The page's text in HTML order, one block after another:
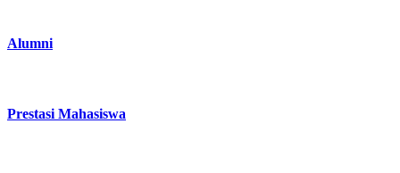
Alumni
Prestasi Mahasiswa